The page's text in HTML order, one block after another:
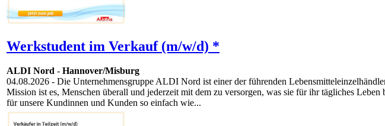
Werkstudent im Verkauf (m/w/d) *
ALDI Nord - Hannover/Misburg
04.08.2026 - Die Unternehmensgruppe ALDI Nord ist einer der führenden
Mission ist es, Menschen überall und jederzeit mit dem zu versorgen, was sie für ihr tägliches
für unsere Kundinnen und Kunden so einfach wie...